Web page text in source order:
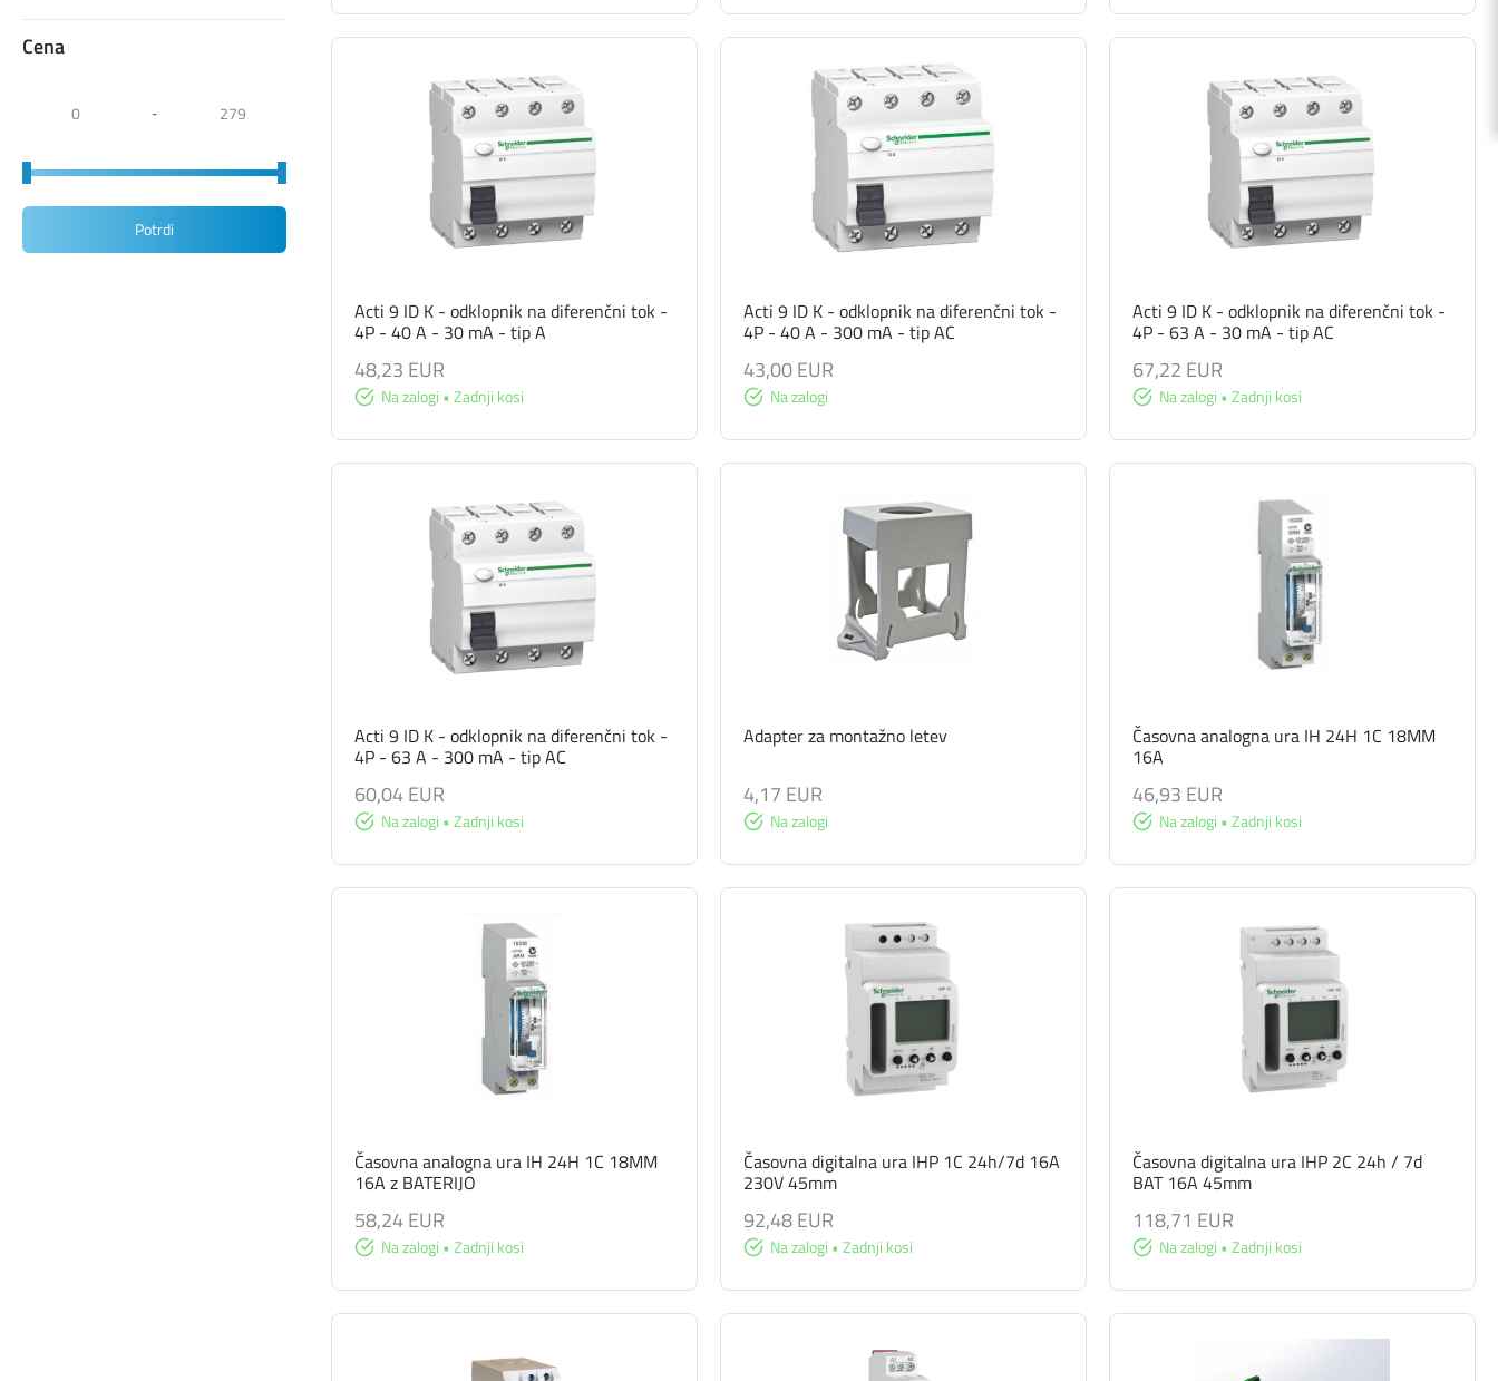
Cena
-
Potrdi
Acti 9 ID K - odklopnik na diferenčni tok -
4P - 40 A - 30 mA - tip A
Na zalogi • Zadnji kosi
48,23 EUR
Acti 9 ID K - odklopnik na diferenčni tok -
4P - 40 A - 300 mA - tip AC
Na zalogi
43,00 EUR
Acti 9 ID K - odklopnik na diferenčni tok -
4P - 63 A - 30 mA - tip AC
Na zalogi • Zadnji kosi
67,22 EUR
Acti 9 ID K - odklopnik na diferenčni tok -
4P - 63 A - 300 mA - tip AC
Na zalogi • Zadnji kosi
60,04 EUR
Adapter za montažno letev
Na zalogi
4,17 EUR
Časovna analogna ura IH 24H 1C 18MM
16A
Na zalogi • Zadnji kosi
46,93 EUR
Časovna analogna ura IH 24H 1C 18MM
16A z BATERIJO
Na zalogi • Zadnji kosi
58,24 EUR
Časovna digitalna ura IHP 1C 24h/7d 16A
230V 45mm
Na zalogi • Zadnji kosi
92,48 EUR
Časovna digitalna ura IHP 2C 24h / 7d
BAT 16A 45mm
Na zalogi • Zadnji kosi
118,71 EUR